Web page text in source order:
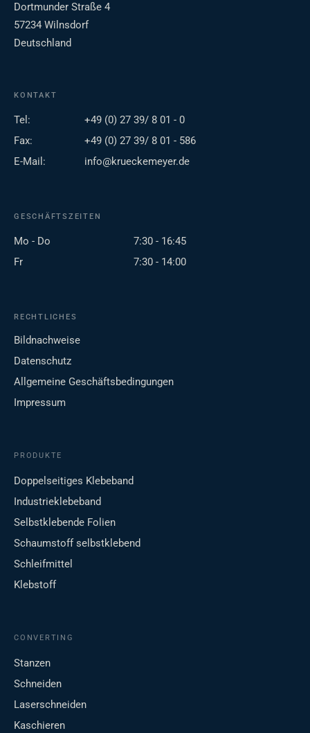
Dortmunder Straße 4
57234 Wilnsdorf
Deutschland
KONTAKT
Tel:
+49 (0) 27 39/ 8 01 - 0
Fax:
+49 (0) 27 39/ 8 01 - 586
E-Mail:
info@krueckemeyer.de
GESCHÄFTSZEITEN
Mo - Do
7:30 - 16:45
Fr
7:30 - 14:00
RECHTLICHES
Bildnachweise
Datenschutz
Allgemeine Geschäftsbedingungen
Impressum
PRODUKTE
Doppelseitiges Klebeband
Industrieklebeband
Selbstklebende Folien
Schaumstoff selbstklebend
Schleifmittel
Klebstoff
CONVERTING
Stanzen
Schneiden
Laserschneiden
Kaschieren